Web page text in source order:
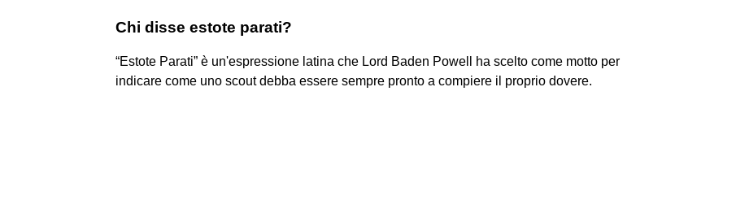
Chi disse estote parati?
“Estote Parati” è un'espressione latina che Lord Baden Powell ha scelto come motto per
indicare come uno scout debba essere sempre pronto a compiere il proprio dovere.